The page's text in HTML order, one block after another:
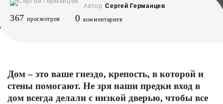
Автор Сергей Германцев
367 просмотров 0 комментариев
Дом – это ваше гнездо, крепость, в которой и
стены помогают. Не зря наши предки вход в
дом всегда делали с низкой дверью, чтобы все